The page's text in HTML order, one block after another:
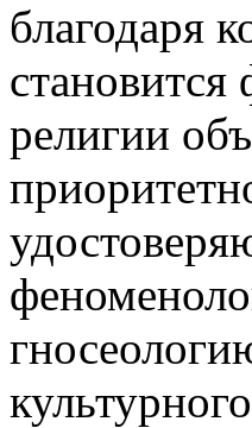
благодаря
религии